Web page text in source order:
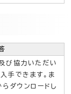
び協力いただい
手できます。ま
らダウンロードし